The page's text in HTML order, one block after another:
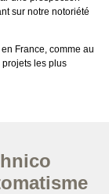
sur notre notoriété
France, comme au
projets les plus